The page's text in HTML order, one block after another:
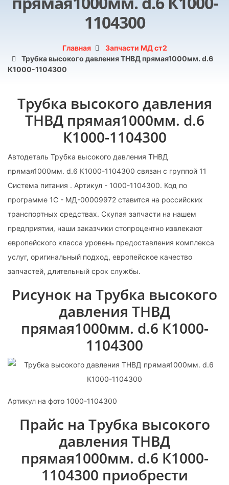
1104300
Главная
Запчасти МД ст2
Трубка высокого давления ТНВД прямая1000мм. d.6
К1000-1104300
Трубка высокого давления
ТНВД прямая1000мм. d.6
К1000-1104300
Автодеталь Трубка высокого давления ТНВД
прямая1000мм. d.6 К1000-1104300 связан с группой 11
Система питания . Артикул - 1000-1104300. Код по
программе 1С - МД-00009972 ставится на российских
транспортных средствах. Скупая запчасти на нашем
предприятии, наши заказчики стопроцентно извлекают
европейского класса уровень предоставления комплекса
услуг, оригинальный подход, европейское качество
запчастей, длительный срок службы.
Рисунок на Трубка высокого
давления ТНВД
прямая1000мм. d.6 К1000-
1104300
Артикул на фото 1000-1104300
Прайс на Трубка высокого
давления ТНВД
прямая1000мм. d.6 К1000-
1104300 приобрести